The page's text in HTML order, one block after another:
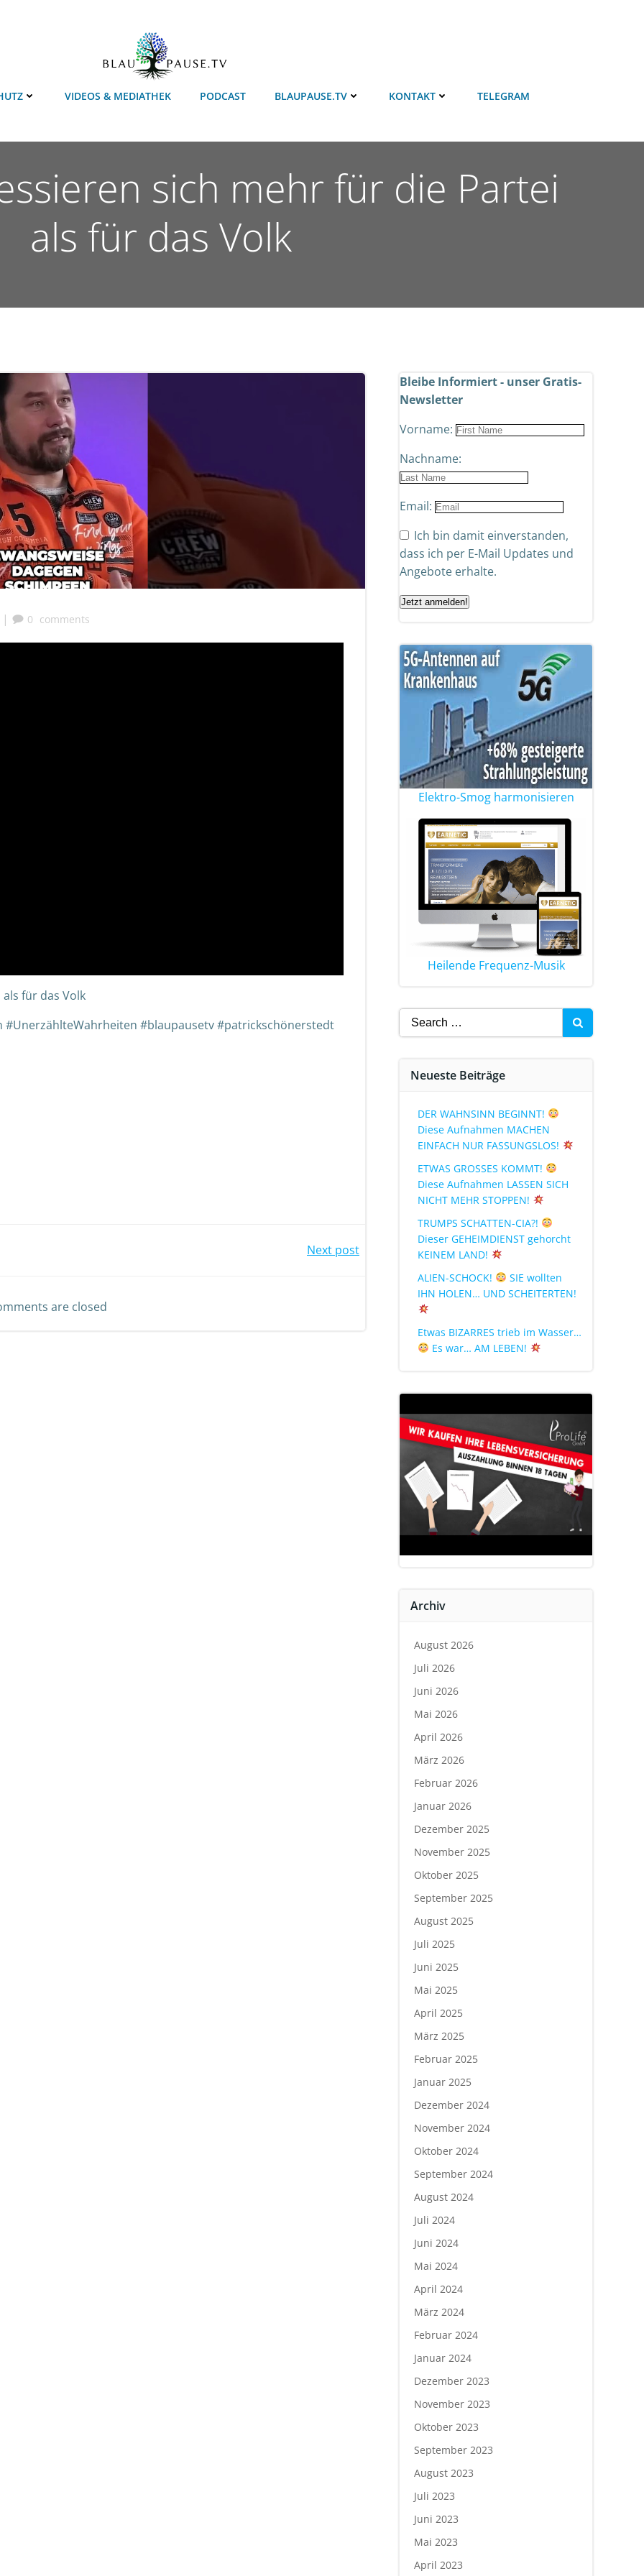
VIDEOS & MEDIATHEK PODCAST BLAUPAUSE.TV KONTAKT TELEGRAM
sich mehr für die Partei
als für das Volk
| 0 comments
für das Volk
#UnerzählteWahrheiten #blaupausetv #patrickschönerstedt
Next post
are closed
Bleibe Informiert - unser Gratis-
Newsletter
Vorname:
Nachname:
Email:
Ich bin damit einverstanden,
dass ich per E-Mail Updates und
Angebote erhalte.
Jetzt anmelden!
Elektro-Smog harmonisieren
Heilende Frequenz-Musik
Neueste Beiträge
DER WAHNSINN BEGINNT!
Diese Aufnahmen MACHEN
EINFACH NUR FASSUNGSLOS!
ETWAS GROSSES KOMMT!
Diese Aufnahmen LASSEN SICH
NICHT MEHR STOPPEN!
TRUMPS SCHATTEN-CIA?!
Dieser GEHEIMDIENST gehorcht
KEINEM LAND!
ALIEN-SCHOCK!
SIE wollten
IHN HOLEN… UND SCHEITERTEN!
Etwas BIZARRES trieb im Wasser…
Es war… AM LEBEN!
Archiv
August 2026
Juli 2026
Juni 2026
Mai 2026
April 2026
März 2026
Februar 2026
Januar 2026
Dezember 2025
November 2025
Oktober 2025
September 2025
August 2025
Juli 2025
Juni 2025
Mai 2025
April 2025
März 2025
Februar 2025
Januar 2025
Dezember 2024
November 2024
Oktober 2024
September 2024
August 2024
Juli 2024
Juni 2024
Mai 2024
April 2024
März 2024
Februar 2024
Januar 2024
Dezember 2023
November 2023
Oktober 2023
September 2023
August 2023
Juli 2023
Juni 2023
Mai 2023
April 2023